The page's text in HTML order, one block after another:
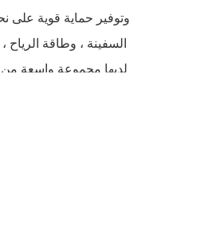
وتوفير حماية قوية
السفينة ، وطاقة الرياح
لديها مجموعة واسعة من
والجمالية